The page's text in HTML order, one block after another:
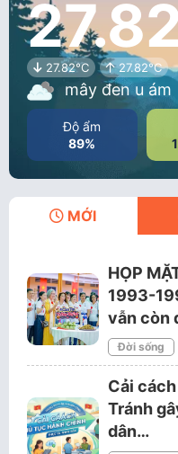
27.82°C 27.82°C
mây đen u ám
Độ ẩm
89%
MỚI
HỌP
1993-
vẫn còn
Đời sống
Cải
Tránh
dân…